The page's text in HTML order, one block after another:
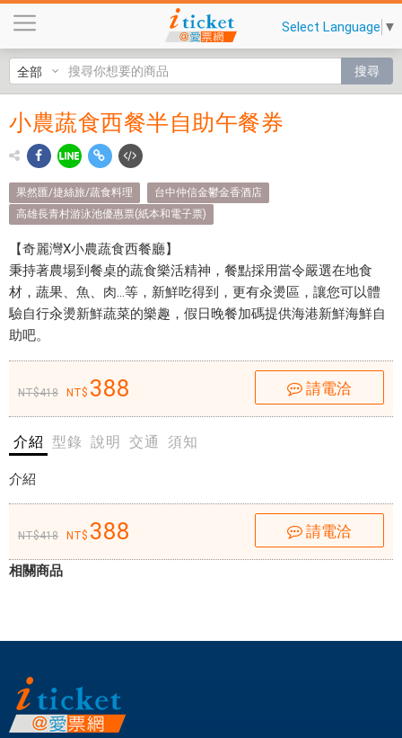
蔬
食
餐
助
$
3
8
-
Select Language ▼
搜尋
小農
蔬食
西餐
半自
助午
餐券
$388
- 愛
票網
麗
灣
農
西
秉
小農蔬食西餐半自助午餐券
果然匯/捷絲旅/蔬食料理
台中仲信金鬱金香酒店
高雄長青村游泳池優惠票(紙本和電子票)
【奇麗灣X小農蔬食西餐廳】
秉持著農場到餐桌的蔬食樂活精神，餐點採用當令嚴選在地食
材，蔬果、魚、肉…等，新鮮吃得到，更有汆燙區，讓您可以體
驗自行汆燙新鮮蔬菜的樂趣，假日晚餐加碼提供海港新鮮海鮮自
助吧。
418 388 請電洽
介紹 型錄 說明 交通 須知
介紹
418 388 請電洽
相關商品